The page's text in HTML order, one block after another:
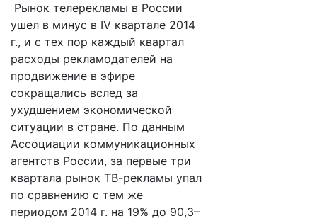
Рынок телерекламы в России
ушел в минус в IV квартале 2014
г., и с тех пор каждый квартал
расходы рекламодателей на
продвижение в эфире
сокращались вслед за
ухудшением экономической
ситуации в стране. По данным
Ассоциации коммуникационных
агентств России, за первые три
квартала рынок ТВ-рекламы упал
по сравнению с тем же
периодом 2014 г. на 19% до 90,3–